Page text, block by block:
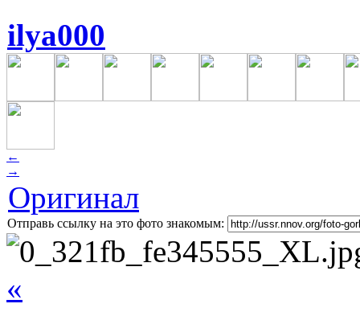
ilya000
←
→
Оригинал
Отправь ссылку на это фото знакомым:
«